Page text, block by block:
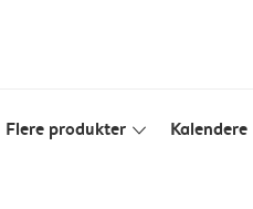
Flere produkter slim_arrow_down Kalendere